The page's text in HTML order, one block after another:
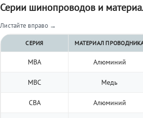
Серии шинопроводов и
Листайте вправо →
СЕРИЯ МАТЕРИАЛ
МВА Алюминий
МВС Медь
СВА Алюминий